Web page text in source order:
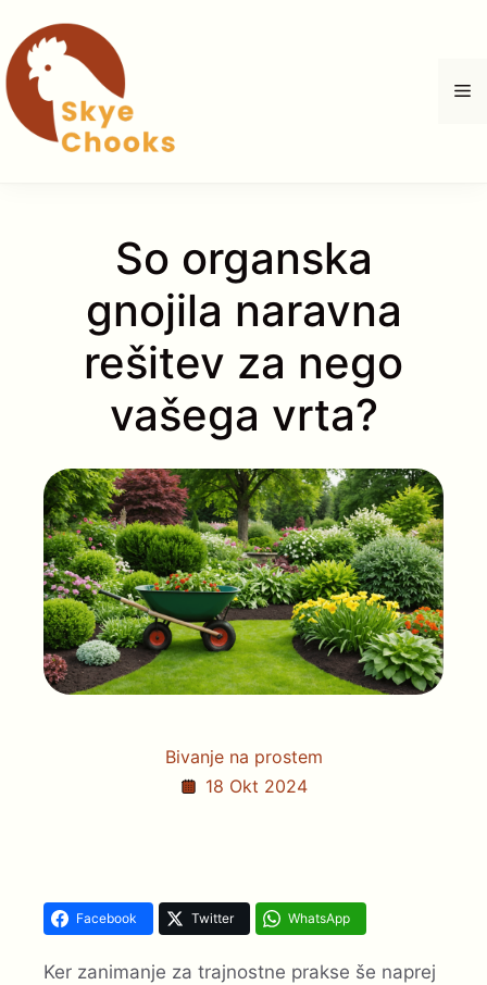
content
So organska
gnojila naravna
rešitev za nego
vašega vrta?
Bivanje na prostem
18 Okt 2024
Facebook Twitter WhatsApp
Ker zanimanje za trajnostne prakse še naprej